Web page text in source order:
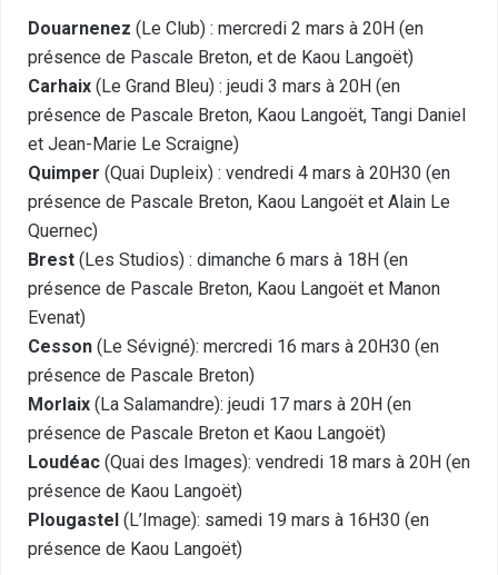
Douarnenez (Le Club) : mercredi 2 mars à 20H (en
présence de Pascale Breton, et de Kaou Langoët)
Carhaix (Le Grand Bleu) : jeudi 3 mars à 20H (en
présence de Pascale Breton, Kaou Langoët, Tangi Daniel
et Jean-Marie Le Scraigne)
Quimper (Quai Dupleix) : vendredi 4 mars à 20H30 (en
présence de Pascale Breton, Kaou Langoët et Alain Le
Quernec)
Brest (Les Studios) : dimanche 6 mars à 18H (en
présence de Pascale Breton, Kaou Langoët et Manon
Evenat)
Cesson (Le Sévigné): mercredi 16 mars à 20H30 (en
présence de Pascale Breton)
Morlaix (La Salamandre): jeudi 17 mars à 20H (en
présence de Pascale Breton et Kaou Langoët)
Loudéac (Quai des Images): vendredi 18 mars à 20H (en
présence de Kaou Langoët)
Plougastel (L’Image): samedi 19 mars à 16H30 (en
présence de Kaou Langoët)